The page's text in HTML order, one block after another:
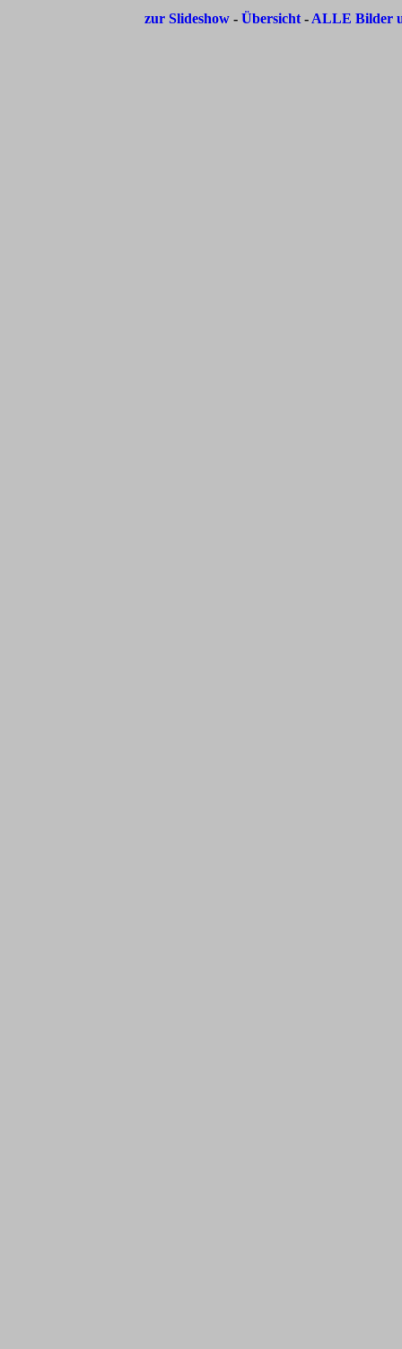
zur Slideshow -Übersicht- ALLE Bilder